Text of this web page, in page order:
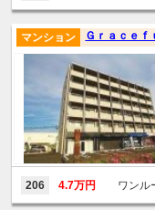
Ｇｒａｃｅｆ
マンション
206 4.7万円 ワンル